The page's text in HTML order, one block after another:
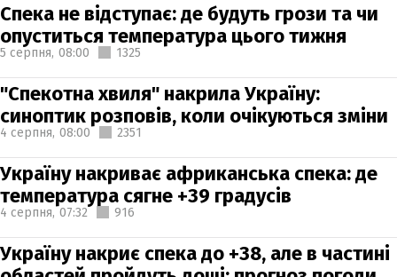
Спека не відступає: де будуть грози та чи
опуститься температура цього тижня
5 серпня, 08:00 1325
"Спекотна хвиля" накрила Україну:
синоптик розповів, коли очікуються зміни
4 серпня, 08:00 2351
Україну накриває африканська спека: де
температура сягне +39 градусів
4 серпня, 07:32 916
Україну накриє спека до +38, але в частині